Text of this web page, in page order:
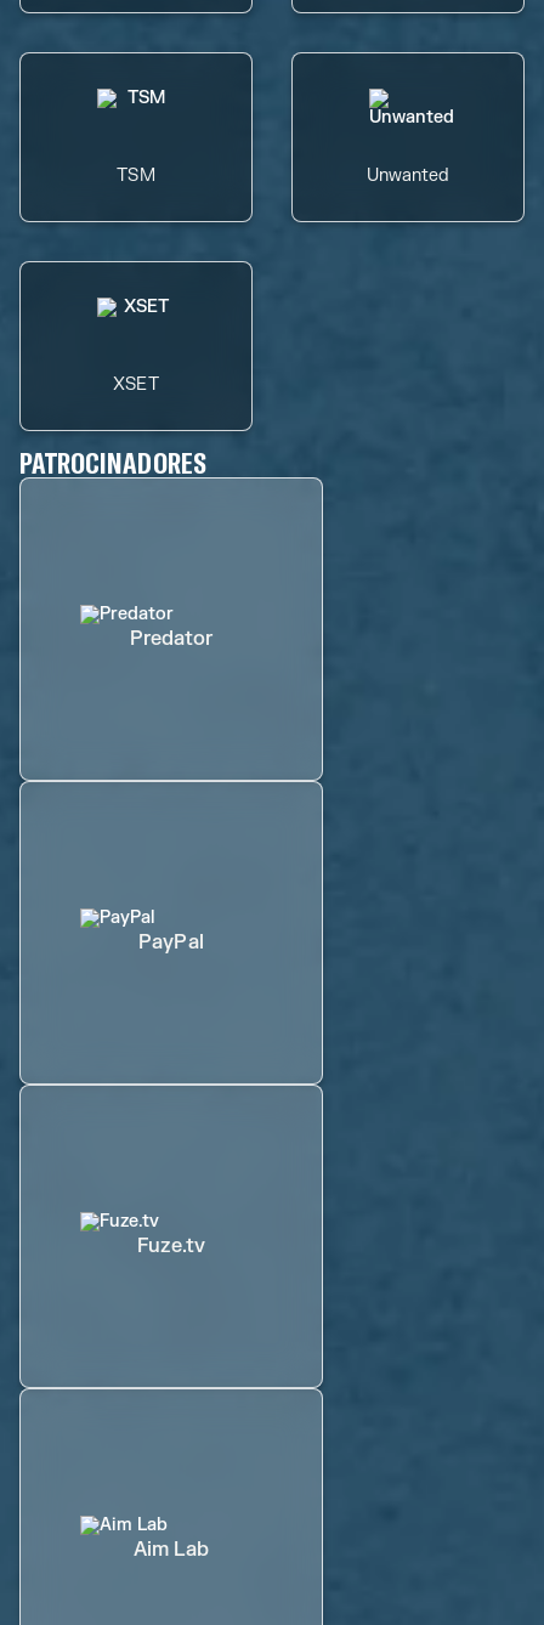
TSM Unwanted
XSET
PATROCINADORES
Predator
PayPal
Fuze.tv
Aim Lab